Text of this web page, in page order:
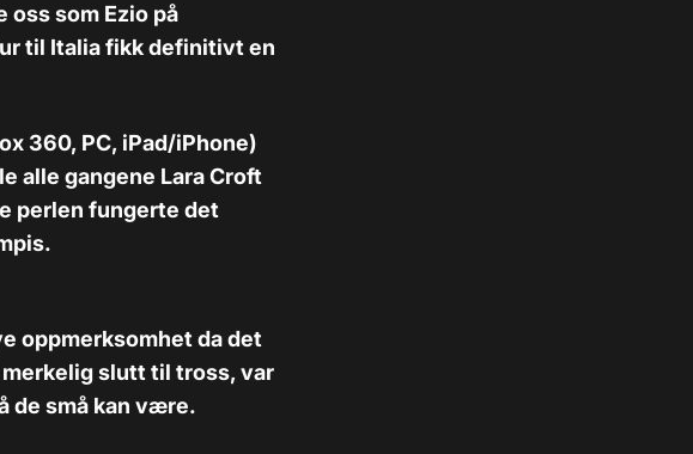
som Ezio på
til Italia fikk definitivt en
360, PC, iPad/iPhone)
alle gangene Lara Croft
perlen fungerte det
oppmerksomhet da det
slutt til tross, var
de små kan være.